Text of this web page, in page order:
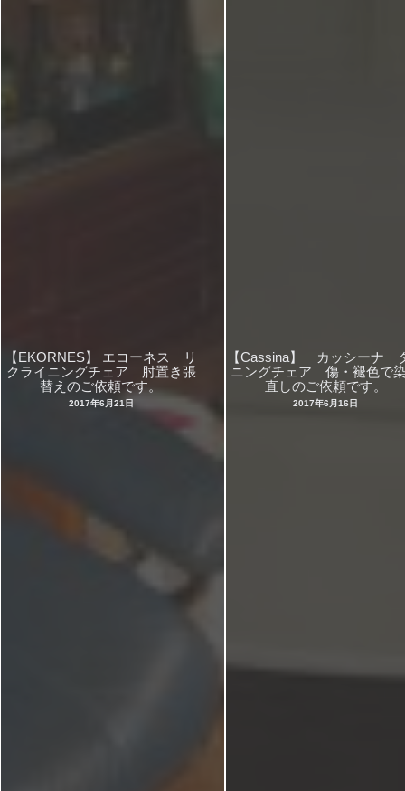
【EKORNES】 エコーネス リ
クライニングチェア 肘置き張
替えのご依頼です。
2017年6月21日
【Cassina】 カッシーナ
ニングチェア 傷・褪色で
直しのご依頼です。
2017年6月16日